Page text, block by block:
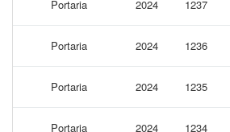
Portaria 2024 1237
Portaria 2024 1236
Portaria 2024 1235
Portaria 2024 1234